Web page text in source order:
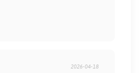
2026-04-18